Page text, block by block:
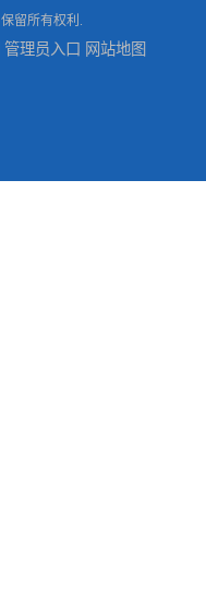
保留所有权利.
管理员入口 网站地图